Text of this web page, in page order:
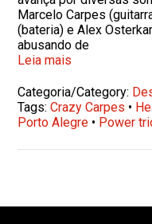
Marcelo Carpes
(bateria) e Alex
abusando de
Leia mais
Categoria/Category:
Tags:Crazy Carpes •
Porto Alegre • Power